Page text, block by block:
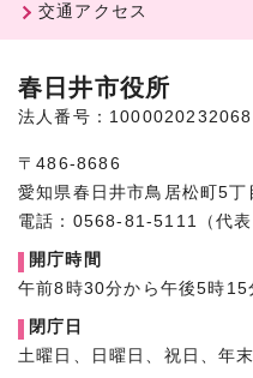
交通アクセス
春日井市役所
法人番号：1000020232068
〒486-8686
愛知県春日井市鳥居松町5丁
電話：0568-81-5111（代表
開庁時間
午前8時30分から午後5時15
閉庁日
土曜日、日曜日、祝日、年